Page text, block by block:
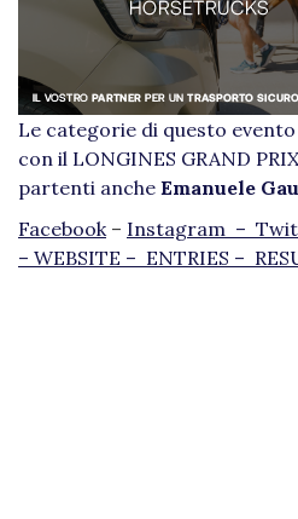
Le categorie di questo
con il LONGINES GRAND
partenti anche Emanuele
Facebook– Instagram –
– WEBSITE – ENTRIES –